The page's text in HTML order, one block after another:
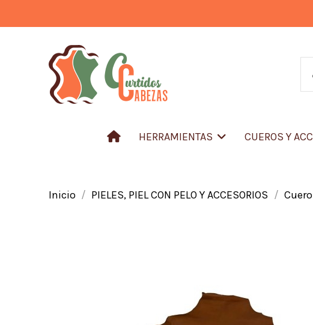
HERRAMIENTAS CUEROS Y
Inicio PIELES, PIEL CON PELO Y ACCESORIOS